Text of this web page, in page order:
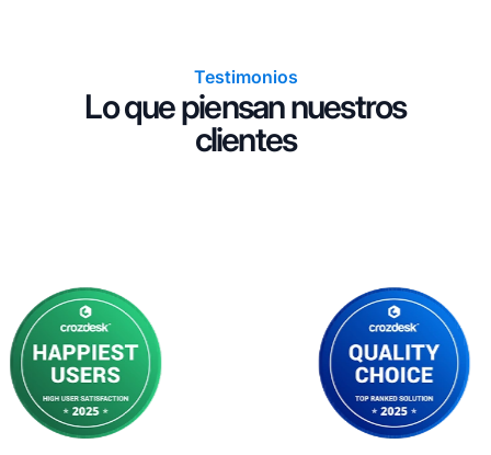
Testimonios
Lo que piensan nuestros
clientes